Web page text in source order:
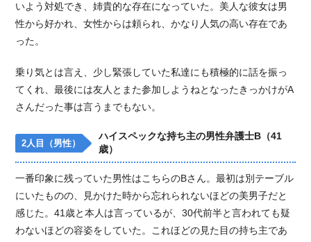
いよう対処でき、姉貴的な存在になっていた。美人な彼女は男
性から好かれ、女性からは頼られ、かなり人気の高い存在であ
った。
乗り気とは言え、少し緊張していた私達にも積極的に話を振っ
てくれ、最後には友人とまた参加しようねとなったきっかけがA
さんだった事は言うまでもない。
2人目（男性）
ハイスペックな持ち主の男性弁護士B（41
歳）
一番印象に残っていた男性はこちらのBさん。最初は別テーブル
にいたものの、見かけた時から忘れられないほどの美男子だと
感じた。41歳と本人は言っているが、30代前半と言われても疑
わないほどの容姿をしていた。これほどの見た目の持ち主であ